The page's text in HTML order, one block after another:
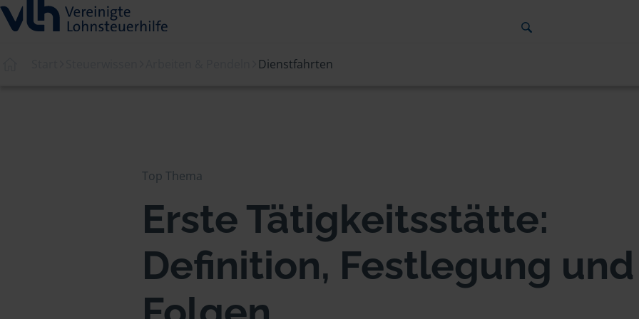
Dienstfahrten
Top Thema
Erste Tätigkeitsstätte:
Definition, Festlegung und